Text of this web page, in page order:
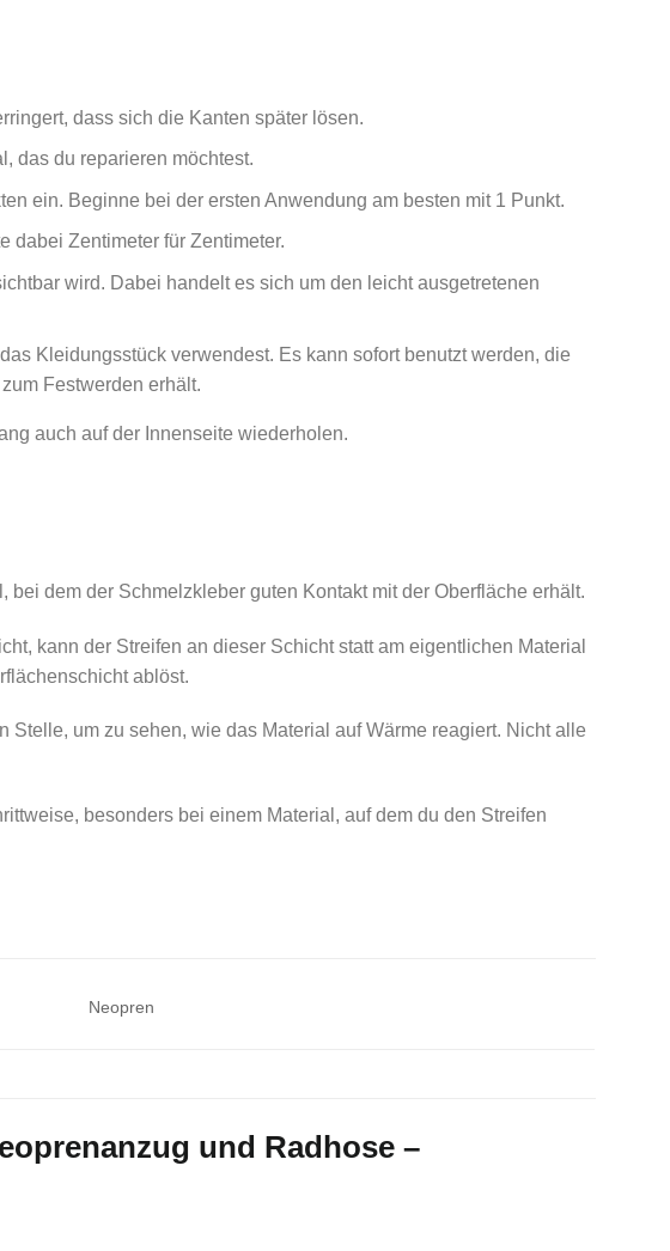
dass sich die Kanten später lösen.
das du reparieren möchtest.
ein. Beginne bei der ersten Anwendung am besten mit 1 Punkt.
dabei Zentimeter für Zentimeter.
wird. Dabei handelt es sich um den leicht ausgetretenen
Kleidungsstück verwendest. Es kann sofort benutzt werden, die
Festwerden erhält.
auch auf der Innenseite wiederholen.
dem der Schmelzkleber guten Kontakt mit der Oberfläche erhält.
kann der Streifen an dieser Schicht statt am eigentlichen Material
ablöst.
um zu sehen, wie das Material auf Wärme reagiert. Nicht alle
besonders bei einem Material, auf dem du den Streifen
Neopren
und Radhose –